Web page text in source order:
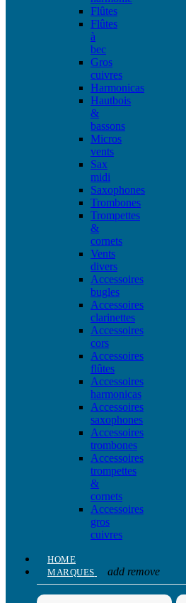
Flûtes
Flûtes
à
bec
Gros
cuivres
Harmonicas
Hautbois
&
bassons
Micros
vents
Sax
midi
Saxophones
Trombones
Trompettes
&
cornets
Vents
divers
Accessoires
bugles
Accessoires
clarinettes
Accessoires
cors
Accessoires
flûtes
Accessoires
harmonicas
Accessoires
saxophones
Accessoires
trombones
Accessoires
trompettes
&
cornets
Accessoires
gros
cuivres
HOME
MARQUES
add remove